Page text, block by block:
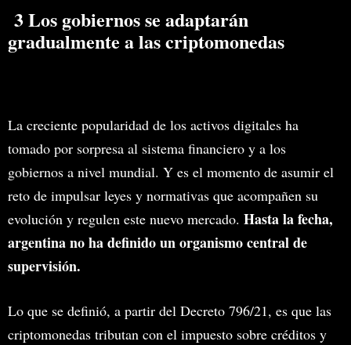
3 Los gobiernos se adaptarán
gradualmente a las criptomonedas
La creciente popularidad de los activos digitales ha
tomado por sorpresa al sistema financiero y a los
gobiernos a nivel mundial. Y es el momento de asumir el
reto de impulsar leyes y normativas que acompañen su
evolución y regulen este nuevo mercado. Hasta la fecha,
argentina no ha definido un organismo central de
supervisión.
Lo que se definió, a partir del Decreto 796/21, es que las
criptomonedas tributan con el impuesto sobre créditos y